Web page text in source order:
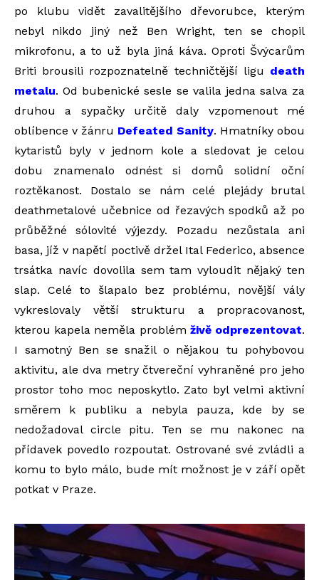
po klubu vidět zavalitějšího dřevorubce, kterým
nebyl nikdo jiný než Ben Wright, ten se chopil
mikrofonu, a to už byla jiná káva. Oproti Švýcarům
Briti brousili rozpoznatelně techničtější ligu death
metalu. Od bubenické sesle se valila jedna salva za
druhou a sypačky určitě daly vzpomenout mé
oblíbence v žánru Defeated Sanity. Hmatníky obou
kytaristů byly v jednom kole a sledovat je celou
dobu znamenalo odnést si domů solidní oční
roztěkanost. Dostalo se nám celé plejády brutal
deathmetalové učebnice od řezavých spodků až po
průběžné sólovité výjezdy. Pozadu nezůstala ani
basa, jíž v napětí poctivě držel Ital Federico, absence
trsátka navíc dovolila sem tam vyloudit nějaký ten
slap. Celé to šlapalo bez problému, novější vály
vykreslovaly větší strukturu a propracovanost,
kterou kapela neměla problém živě odprezentovat.
I samotný Ben se snažil o nějakou tu pohybovou
aktivitu, ale dva metry čtvereční vyhraněné pro jeho
prostor toho moc neposkytlo. Zato byl velmi aktivní
směrem k publiku a nebyla pauza, kde by se
nedožadoval circle pitu. Ten se mu nakonec na
přídavek povedlo rozpoutat. Ostrované své zvládli a
komu to bylo málo, bude mít možnost je v září opět
potkat v Praze.